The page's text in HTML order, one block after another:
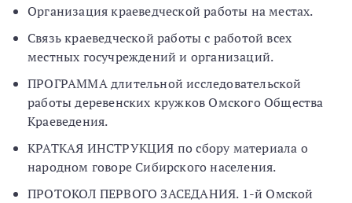
Организация краеведческой работы на местах.
Связь краеведческой работы с работой всех
местных госучреждений и организаций.
ПРОГРАММА длительной исследовательской
работы деревенских кружков Омского Общества
Краеведения.
КРАТКАЯ ИНСТРУКЦИЯ по сбору материала о
народном говоре Сибирского населения.
ПРОТОКОЛ ПЕРВОГО ЗАСЕДАНИЯ. 1-й Омской